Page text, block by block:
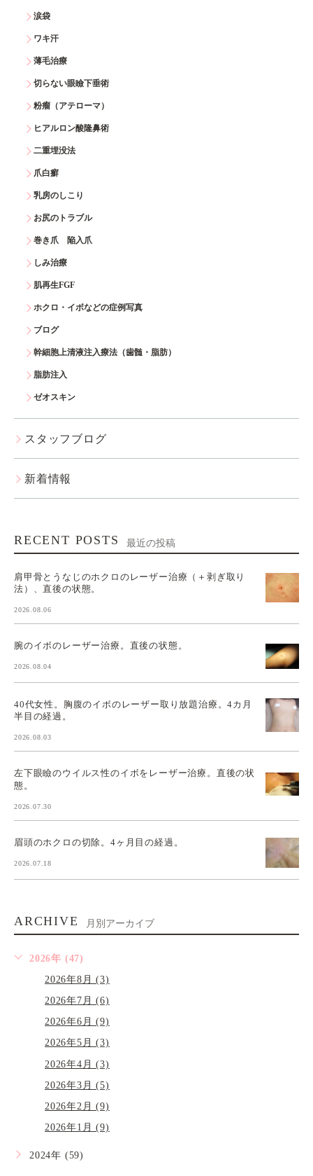
涙袋
ワキ汗
薄毛治療
切らない眼瞼下垂術
粉瘤（アテローマ）
ヒアルロン酸隆鼻術
二重埋没法
爪白癬
乳房のしこり
お尻のトラブル
巻き爪 陥入爪
しみ治療
肌再生FGF
ホクロ・イボなどの症例写真
ブログ
幹細胞上清液注入療法（歯髄・脂肪）
脂肪注入
ゼオスキン
スタッフブログ
新着情報
RECENT POSTS 最近の投稿
肩甲骨とうなじのホクロのレーザー治療（＋剥ぎ取り
法）、直後の状態。
2026.08.06
腕のイボのレーザー治療。直後の状態。
2026.08.04
40代女性。胸腹のイボのレーザー取り放題治療。4カ月
半目の経過。
2026.08.03
左下眼瞼のウイルス性のイボをレーザー治療。直後の状
態。
2026.07.30
眉頭のホクロの切除。4ヶ月目の経過。
2026.07.18
ARCHIVE 月別アーカイブ
2026年 (47)
2026年8月 (3)
2026年7月 (6)
2026年6月 (9)
2026年5月 (3)
2026年4月 (3)
2026年3月 (5)
2026年2月 (9)
2026年1月 (9)
2024年 (59)